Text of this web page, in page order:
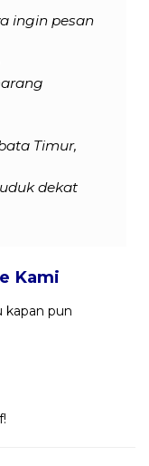
ingin pesan
Timur,
dekat
Kami
kapan pun